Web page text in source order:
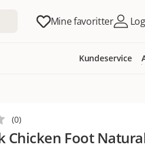
Mine favoritter
Kundeservice
Chicken Foot
(0)